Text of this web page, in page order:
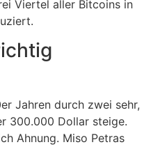
Viertel aller Bitcoins in
Jahren durch zwei sehr,
300.000 Dollar steige.
Ahnung. Miso Petras